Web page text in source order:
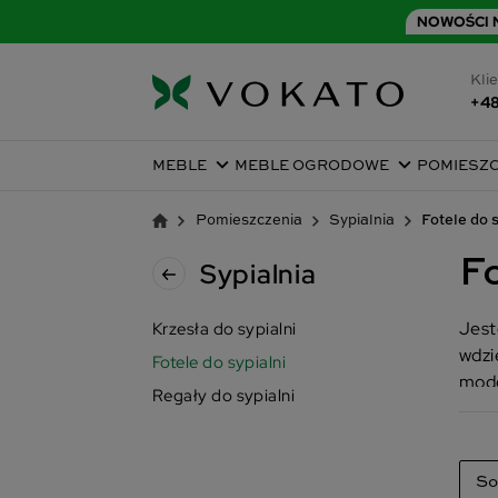
NOWOŚCI
MEBLE MEBLE OGRODOWE
Pomieszczenia Sypialnia Fotele do
Sypialnia
Krzesła do sypialni
Fotele do sypialni
Regały do sypialni